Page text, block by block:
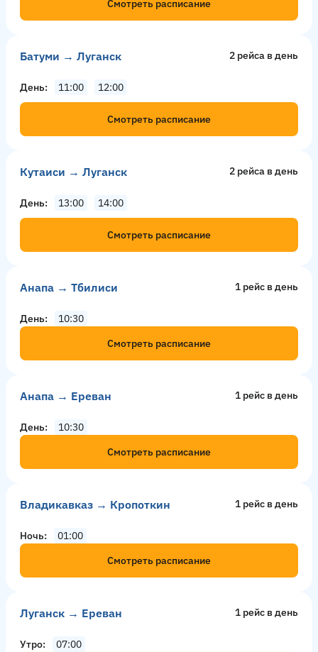
Смотреть расписание
Батуми → Луганск 2 рейсa в день
День 11:00 12:00
Смотреть расписание
Кутаиси → Луганск 2 рейсa в день
День 13:00 14:00
Смотреть расписание
Анапа → Тбилиси 1 рейс в день
День
10:30
Смотреть расписание
Анапа → Ереван 1 рейс в день
День
10:30
Смотреть расписание
Владикавказ → Кропоткин 1 рейс в день
Ночь
01:00
Смотреть расписание
Луганск → Ереван 1 рейс в день
Утро
07:00